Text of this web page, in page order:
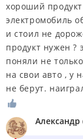
хороший
электромобиль
и стоил не
продукт нужен ?
поняли не
на свои авто , у
не берут.
Александр